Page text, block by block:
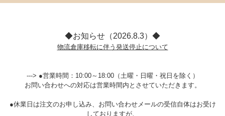
◆お知らせ（2026.8.3）◆
物流倉庫移転に伴う発送停止について
---> ●営業時間：10:00～18:00（土曜・日曜・祝日を除く）
お問い合わせへの対応は営業時間内とさせていただきます。
●休業日は注文のお申し込み、お問い合わせメールの受信自体はお受け
しておりますが、